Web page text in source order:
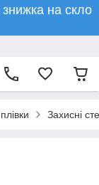
на скло
Захисні